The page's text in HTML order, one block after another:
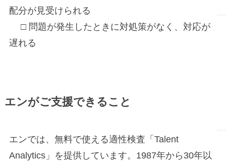
配分が見受けられる
□ 問題が発生したときに対処策がなく、対応が
遅れる
エンがご支援できること
エンでは、無料で使える適性検査「Talent
Analytics」を提供しています。1987年から30年以